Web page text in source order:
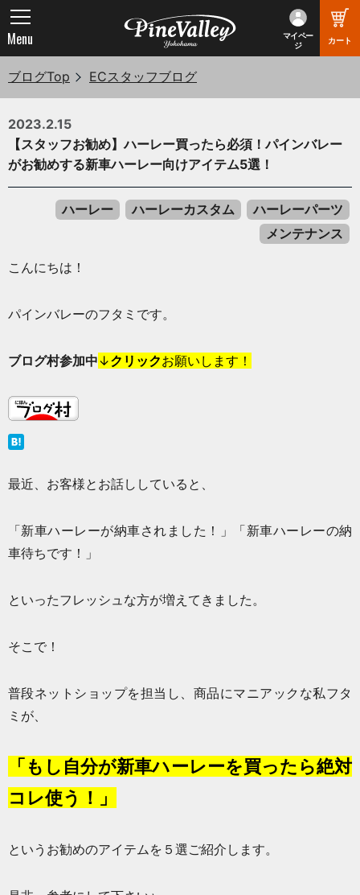
マイペー
ジ
カート
Menu
ブログTop ECスタッフブログ
2023.2.15
【スタッフお勧め】ハーレー買ったら必須！パインバレー
がお勧めする新車ハーレー向けアイテム5選！
ハーレー ハーレーカスタム
ハーレーパーツ
メンテナンス
こんにちは！
パインバレーのフタミです。
ブログ村参加中↓クリックお願いします！
最近、お客様とお話ししていると、
「新車ハーレーが納車されました！」「新車ハーレーの納
車待ちです！」
といったフレッシュな方が増えてきました。
そこで！
普段ネットショップを担当し、商品にマニアックな私フタ
ミが、
「もし自分が新車ハーレーを買ったら絶対
コレ使う！」
というお勧めのアイテムを５選ご紹介します。